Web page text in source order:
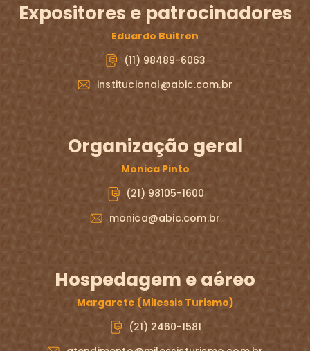
Expositores e patrocinadores
Eduardo Buitron
(11) 98489-6063
institucional@abic.com.br
Organização geral
Monica Pinto
(21) 98105-1600
monica@abic.com.br
Hospedagem e aéreo
Margarete (Milessis Turismo)
(21) 2460-1581